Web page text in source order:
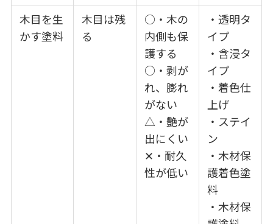
木目を生
かす塗料
木目は残
る
○・木の
内側も保
護する
○・剥が
れ、膨れ
がない
△・艶が
出にくい
✕・耐久
性が低い
・透明タ
イプ
・含浸タ
イプ
・着色仕
上げ
・ステイ
ン
・木材保
護着色塗
料
・木材保